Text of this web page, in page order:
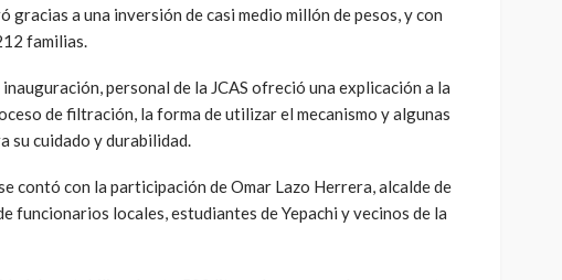
gracias a una inversión de casi medio millón de pesos, y con
familias.
personal de la JCAS ofreció una explicación a la
de filtración, la forma de utilizar el mecanismo y algunas
su cuidado y durabilidad.
contó con la participación de Omar Lazo Herrera, alcalde de
funcionarios locales, estudiantes de Yepachi y vecinos de la